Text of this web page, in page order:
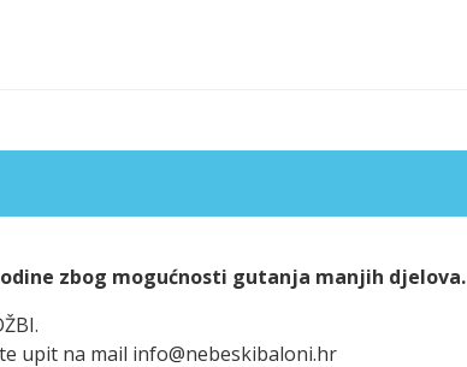
zbog mogućnosti gutanja manjih djelova.
upit na mail info@nebeskibaloni.hr